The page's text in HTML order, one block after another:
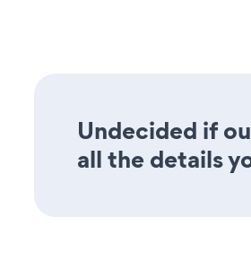
Undecided if
all the details